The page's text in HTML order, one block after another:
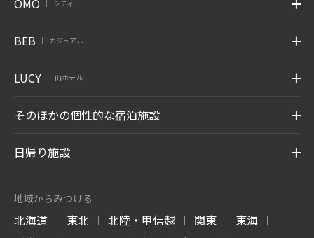
シティ
BEB カジュアル
LUCY 山ホテル
そのほかの個性的な宿泊施設
日帰り施設
地域からみつける
北海道 | 東北 | 北陸・甲信越 | 関東 | 東海 |